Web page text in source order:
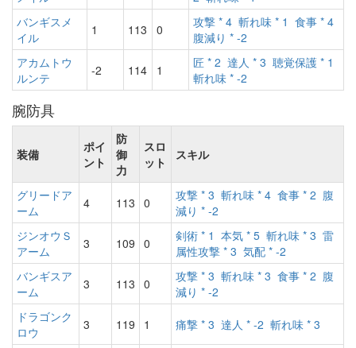
バンギスメ
イル
1 113 0 攻撃 * 4 斬れ味 * 1 食事 * 4
腹減り * -2
アカムトウ
ルンテ
-2 114 1 匠 * 2 達人 * 3 聴覚保護 * 1
斬れ味 * -2
腕防具
装備
ポイ
ント
防
御
力
スロ
ット
スキル
グリードア
ーム
4 113 0 攻撃 * 3 斬れ味 * 4 食事 * 2 腹
減り * -2
ジンオウＳ
アーム
3 109 0 剣術 * 1 本気 * 5 斬れ味 * 3 雷
属性攻撃 * 3 気配 * -2
バンギスア
ーム
3 113 0 攻撃 * 3 斬れ味 * 3 食事 * 2 腹
減り * -2
ドラゴンク
ロウ
3 119 1 痛撃 * 3 達人 * -2 斬れ味 * 3